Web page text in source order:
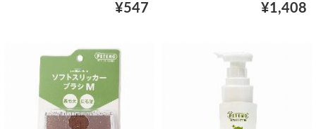
¥547 ¥1,408